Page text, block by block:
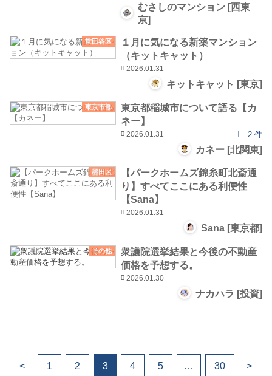
むさしのマンション [西東
京]
世田谷区
１月に気になる新築マンション
（キットキャット）
2026.01.31
キットキャット [東京]
東京市部
東京都稲城市について語る【カ
ネー】
2026.01.31 2 件
カネー [北関東]
墨田区
【パークホームズ錦糸町北斎通
り】すべてここにある利便性
【Sana】
2026.01.31
Sana [東京都]
その他
衆議院選挙結果と今後の不動産
価格を予想する。
2026.01.30
ナカハラ [投資]
< 1 2 3 4 5 30 >